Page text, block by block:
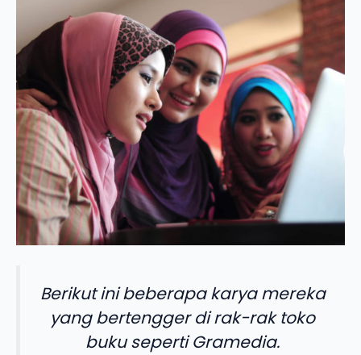
Berikut ini beberapa karya mereka
yang bertengger di rak-rak toko
buku seperti Gramedia.